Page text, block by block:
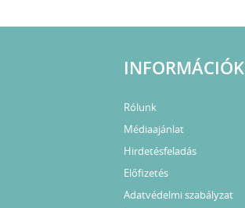
INFORMÁCIÓK
Rólunk
Médiaajánlat
Hirdetésfeladás
Előfizetés
Adatvédelmi szabályzat